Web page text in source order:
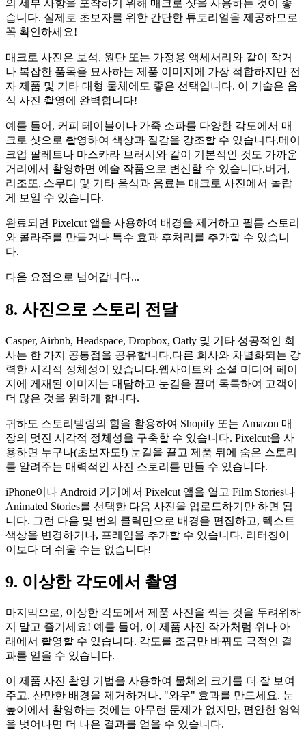
의 세부 사항을 포착하기 위해 매크로 샷을 사용하는 것이 좋
습니다. 실제로 초보자를 위한 간단한 튜토리얼을 제공하므로
꼭 확인하세요!
매크로 사진은 보석, 원단 또는 가정용 액세서리와 같이 작거
나 복잡한 품목을 묘사하는 제품 이미지에 가장 적합하지만 전
자 제품 및 기타 대형 물체에도 좋은 선택입니다. 이 기술은 음
식 사진 촬영에 완벽합니다!
예를 들어, 커피 테이블이나 가죽 소파를 다양한 각도에서 매
크로 샷으로 촬영하여 색상과 질감을 강조할 수 있습니다.메이
크업 팔레트나 마스카라 브러시와 같이 기본적인 것도 가까운
거리에서 촬영하면 예술 작품으로 변신할 수 있습니다.버거,
리조또, 스무디 및 기타 음식과 음료는 매크로 사진에서 놀랍
게 보일 수 있습니다.
완료되면 Pixelcut 앱을 사용하여 배경을 제거하고 필름 스토리
와 콜라주를 만들거나 특수 효과 후처리를 추가할 수 있습니
다.
다음 요점으로 넘어갑니다...
8. 사진으로 스토리 전달
Casper, Airbnb, Headspace, Dropbox, Oatly 및 기타 성공적인 회
사는 한 가지 공통점을 공유합니다.다른 회사와 차별화되는 강
력한 시각적 정체성이 있습니다.웹사이트와 소셜 미디어 페이
지에 게재된 이미지는 대담하고 눈길을 끌며 독특하여 고객이
더 많은 것을 원하게 합니다.
귀하도 스토리텔링의 힘을 활용하여 Shopify 또는 Amazon 매
장의 멋진 시각적 정체성을 구축할 수 있습니다. Pixelcut을 사
용하면 누구나(초보자도!) 눈길을 끌고 제품 뒤에 숨은 스토리
를 알려주는 매력적인 사진 스토리를 만들 수 있습니다.
iPhone이나 Android 기기에서 Pixelcut 앱을 열고 Film Stories나
Animated Stories를 선택한 다음 사진을 업로드하기만 하면 됩
니다. 그런 다음 몇 번의 클릭만으로 배경을 편집하고, 텍스트
색상을 변경하거나, 프레임을 추가할 수 있습니다. 리터칭이
이보다 더 쉬울 수는 없습니다!
9. 이상한 각도에서 촬영
마지막으로, 이상한 각도에서 제품 사진을 찍는 것을 두려워하
지 말고 즐기세요! 예를 들어, 이 제품 사진 작가처럼 위나 아
래에서 촬영할 수 있습니다. 각도를 조금만 바꿔도 극적인 결
과를 얻을 수 있습니다.
이 제품 사진 촬영 기법을 사용하여 물체의 크기를 더 잘 보여
주고, 산만한 배경을 제거하거나, "와우" 효과를 만드세요. 눈
높이에서 촬영하는 것에는 아무런 문제가 없지만, 편안한 영역
을 벗어나면 더 나은 결과를 얻을 수 있습니다.